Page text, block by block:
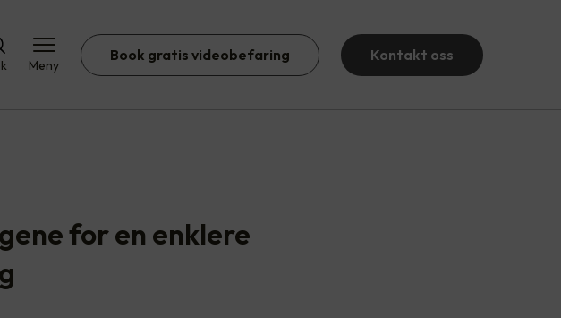
Meny
Book gratis videobefaring Kontakt oss
for en enklere